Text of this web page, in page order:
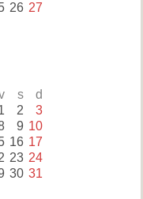
26 27
s d
2 3
9 10
16 17
23 24
30 31